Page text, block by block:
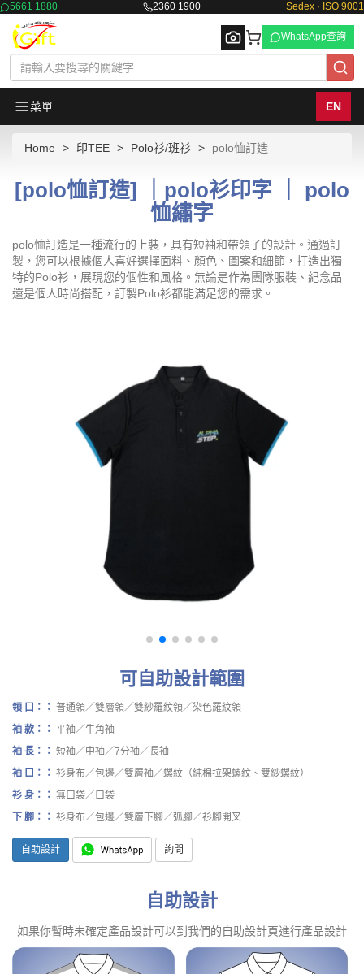
5661 1880 2360 1900 Sedex · ISO 9001
Browse
WhatsApp查詢
菜單 EN
Home 印TEE Polo衫/班衫 polo恤訂造
[polo恤訂造] ｜polo衫印字 ｜ polo
恤繡字
polo恤訂造是一種流行的上裝，具有短袖和帶領子的設計。通過訂
製，您可以根據個人喜好選擇面料、顏色、圖案和細節，打造出獨
特的Polo衫，展現您的個性和風格。無論是作為團隊服裝、紀念品
還是個人時尚搭配，訂製Polo衫都能滿足您的需求。
可自助設計範圍
領 口：： 普通領／雙層領／雙紗羅紋領／染色羅紋領
袖 款：： 平袖／牛角袖
袖 長：： 短袖／中袖／7分袖／長袖
袖 口：： 衫身布／包邊／雙層袖／螺紋（純棉拉架螺紋、雙紗螺紋）
衫 身：： 無口袋／口袋
下 腳：： 衫身布／包邊／雙層下腳／弧腳／衫腳開叉
自助設計 詢問
自助設計
如果你暫時未確定產品設計可以到我們的自助設計頁進行產品設計